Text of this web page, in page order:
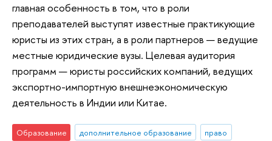
главная особенность в том, что в роли
преподавателей выступят известные практикующие
юристы из этих стран, а в роли партнеров — ведущие
местные юридические вузы. Целевая аудитория
программ — юристы российских компаний, ведущих
экспортно-импортную внешнеэкономическую
деятельность в Индии или Китае.
Образование дополнительное образование право